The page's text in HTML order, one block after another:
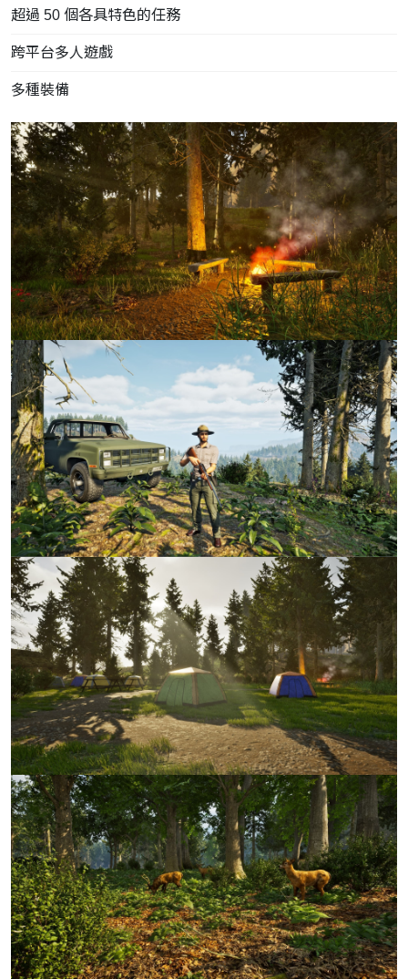
超過 50 個各具特色的任務
跨平台多人遊戲
多種裝備